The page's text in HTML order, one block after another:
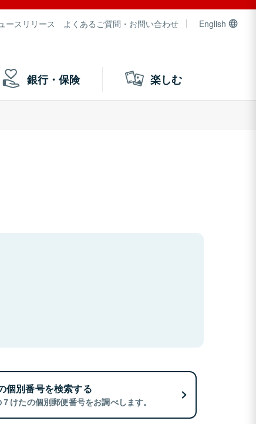
ースリリース よくあるご質問・お問い合わせ English
銀行・保険 楽しむ
個別番号を検索する
けたの個別郵便番号をお調べします。